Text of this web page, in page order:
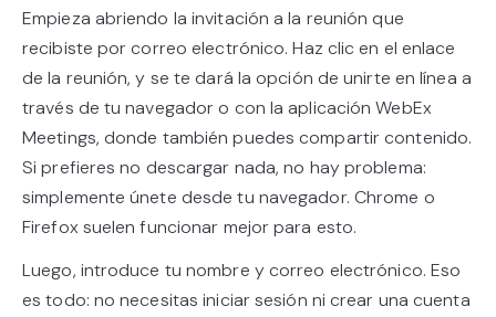
Empieza abriendo la invitación a la reunión que
recibiste por correo electrónico. Haz clic en el enlace
de la reunión, y se te dará la opción de unirte en línea a
través de tu navegador o con la aplicación WebEx
Meetings, donde también puedes compartir contenido.
Si prefieres no descargar nada, no hay problema:
simplemente únete desde tu navegador. Chrome o
Firefox suelen funcionar mejor para esto.
Luego, introduce tu nombre y correo electrónico. Eso
es todo: no necesitas iniciar sesión ni crear una cuenta